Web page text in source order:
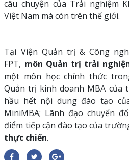
câu chuyện của Trải nghiệm
Việt Nam mà còn trên thế giới.
Tại Viện Quản trị & Công
FPT, môn Quản trị trải
một môn học chính thức
Quản trị kinh doanh MBA của
hầu hết nội dung đào tạo
MiniMBA; Lãnh đạo chuyển
điểm tiếp cận đào tạo của
thực chiến.